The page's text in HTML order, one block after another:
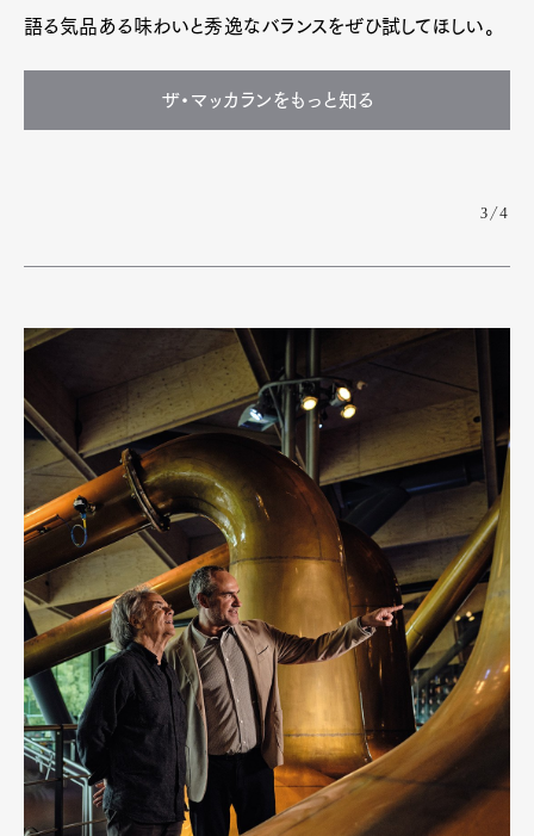
語る気品ある味わいと秀逸なバランスをぜひ試してほしい。
ザ・マッカランをもっと知る
3/4